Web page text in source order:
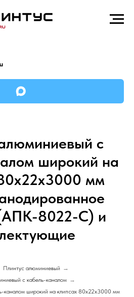
с
широкий на
мм
8022-С) и
Плинтус алюминиевый →
с кабель-каналом →
каналом широкий на клипсах 80х22х3000 мм